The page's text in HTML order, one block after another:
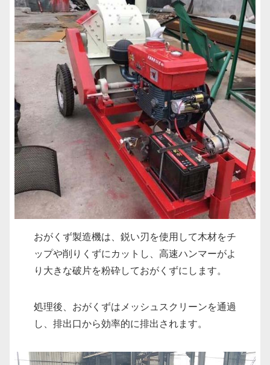
おがくず製造機は、鋭い刃を使用して木材をチ
ップや削りくずにカットし、高速ハンマーがよ
り大きな破片を粉砕しておがくずにします。
処理後、おがくずはメッシュスクリーンを通過
し、排出口から効率的に排出されます。